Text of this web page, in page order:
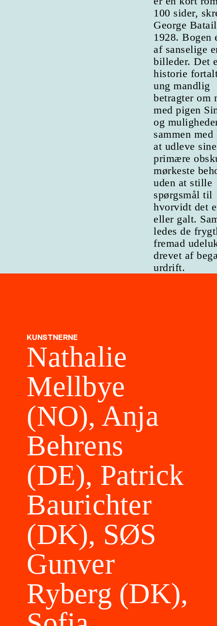
100 sider,
George
1928. Bogen
af sanselige
billeder. Det
historie
ung mandlig
betragter om
med pigen
og
sammen med
at udleve sine
primære
mørkeste
uden at stille
spørgsmål til
hvorvidt det
eller galt.
ledes de
fremad
drevet af
urdrift.
KUNSTNERNE
Nathalie
Mellbye
(NO), Anja
Behrens
(DE), Patrick
Baurichter
(DK), SØS
Gunver
Ryberg (DK),